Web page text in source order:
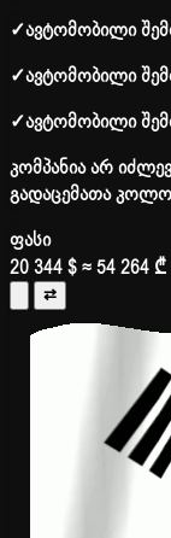
✓ავტომობილი
✓ავტომობილი
✓ავტომობილი
კომპანია არ
გადაცემათა
ფასი
20 344 $≈ 54 264 ₾
⇄